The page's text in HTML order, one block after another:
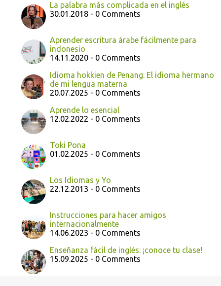
La palabra más complicada en el inglés
30.01.2018 - 0 Comments
Aprender escritura árabe fácilmente para
indonesio
14.11.2020 - 0 Comments
Idioma hokkien de Penang: El idioma hermano
de mi lengua materna
20.07.2025 - 0 Comments
Aprende lo esencial
12.02.2022 - 0 Comments
Toki Pona
01.02.2025 - 0 Comments
Los Idiomas y Yo
22.12.2013 - 0 Comments
Instrucciones para hacer amigos
internacionalmente
14.06.2023 - 0 Comments
Enseñanza fácil de inglés: ¡conoce tu clase!
15.09.2025 - 0 Comments